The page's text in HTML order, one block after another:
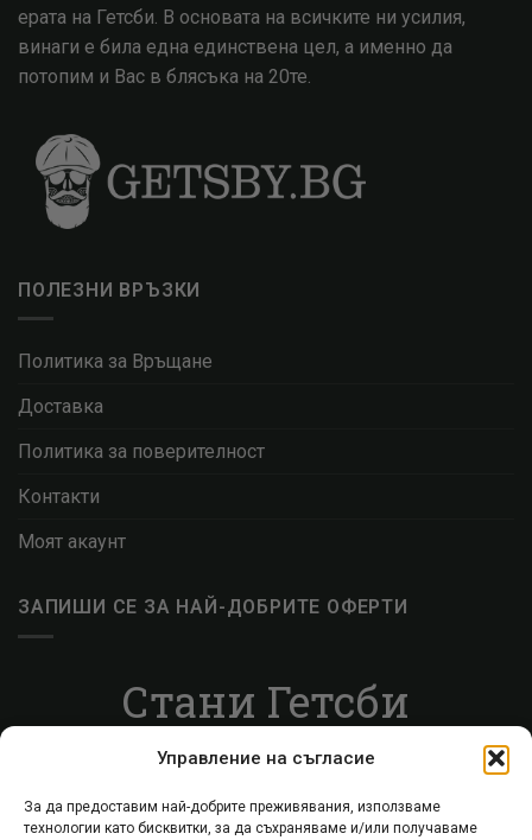
Управление на съгласие
За да предоставим най-добрите преживявания, използваме
технологии като бисквитки, за да съхраняваме и/или получаваме
ерата на Гетсби. В основата на всичките ни усилия,
винаги е била една единствена цел, а именно да
потопим и Вас в блясъка на 20те.
ПОЛЕЗНИ ВРЪЗКИ
Политика за Връщане
Доставка
Политика за поверителност
Контакти
Моят акаунт
ЗАПИШИ СЕ ЗА НАЙ-ДОБРИТЕ ОФЕРТИ
Стани Гетсби
Запиши се за ВИП листата, за да получаваш